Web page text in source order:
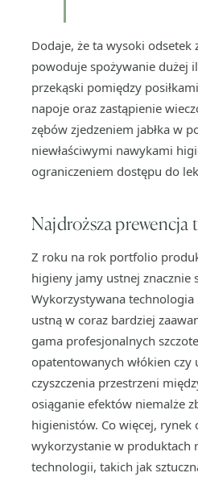
Dodaje, że ta wysoki odsetek
powoduje spożywanie dużej
przekąski pomiędzy
napoje oraz zastąpienie
zębów zjedzeniem jabłka w
niewłaściwymi nawykami
ograniczeniem dostępu do
Najdroższa prewencja
Z roku na rok portfolio
higieny jamy ustnej znacznie
Wykorzystywana technologia
ustną w coraz bardziej
gama profesjonalnych
opatentowanych włókien czy
czyszczenia przestrzeni
osiąganie efektów niemalże
higienistów. Co więcej, rynek
wykorzystanie w produktach
technologii, takich jak